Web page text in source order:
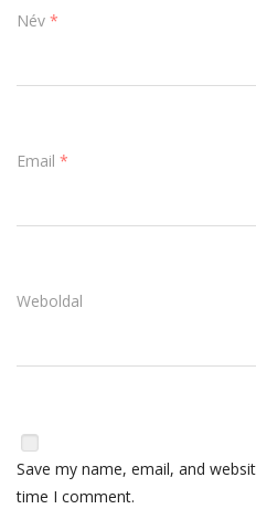
Név *
Email *
Weboldal
Save my name, email, and
time I comment.